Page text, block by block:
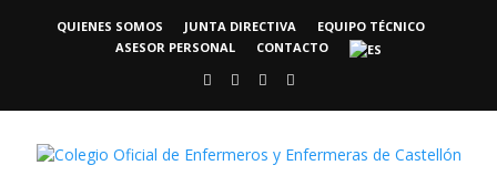
QUIENES SOMOS JUNTA DIRECTIVA
EQUIPO TÉCNICO
ASESOR PERSONAL
CONTACTO